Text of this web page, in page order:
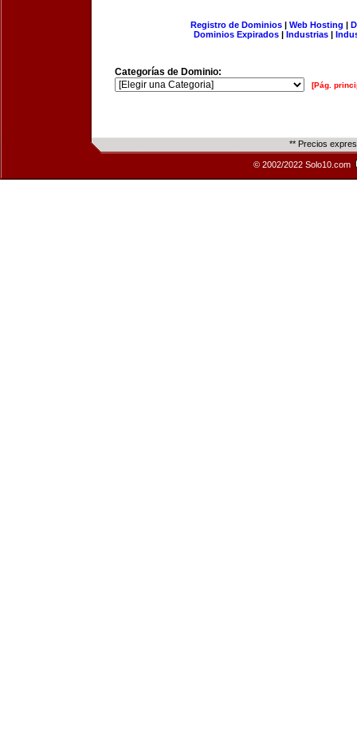
Registro de Dominios| Web Hosting |
Dominios Expirados | Industrias |
Categorías de Dominio:
[Pág.
** Precios
© 2002/2022 Solo10.com